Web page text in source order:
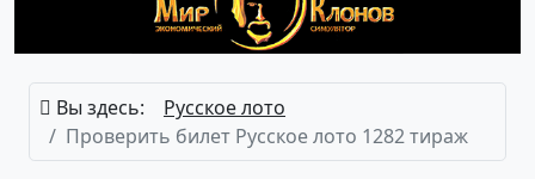
Вы здесь:
Русское лото
Проверить билет Русское лото 1282 тираж